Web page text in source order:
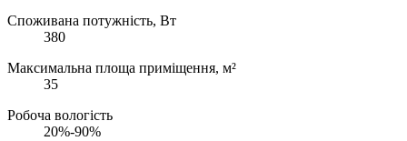
Споживана потужність, Вт
380
Максимальна площа приміщення, м²
35
Робоча вологість
20%-90%